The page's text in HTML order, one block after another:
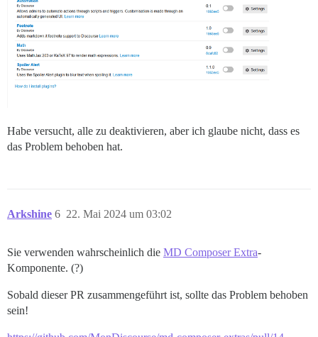
Habe versucht, alle zu deaktivieren, aber ich glaube nicht, dass es
das Problem behoben hat.
Arkshine 22. Mai 2024 um 03:02
6
Sie verwenden wahrscheinlich die MD Composer Extra-
Komponente. (?)
Sobald dieser PR zusammengeführt ist, sollte das Problem behoben
sein!